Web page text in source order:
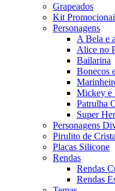
Grapeados
Kit
Personagens
A Bela e
Alice no
Bailarina
Bonecos
Mickey e
Patrulha
Super
Personagens
Pirulito de
Placas Silicone
Rendas
Rendas
Rendas